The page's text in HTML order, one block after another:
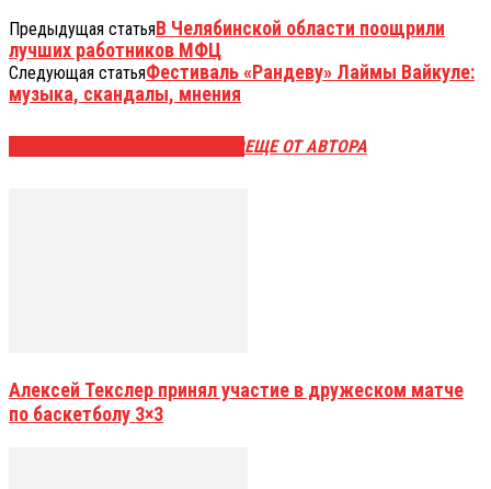
Предыдущая статьяВ Челябинской области поощрили
лучших работников МФЦ
Следующая статьяФестиваль «Рандеву» Лаймы Вайкуле:
музыка, скандалы, мнения
ЕЩЕ ОТ АВТОРА
Алексей Текслер принял участие в дружеском матче
по баскетболу 3×3